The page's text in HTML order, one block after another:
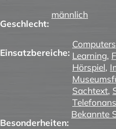
Geschlecht:
männlich
Einsatzbereiche: Learning,
Hörspiel,
Sachtext,
Besonderheiten:
Bekannte